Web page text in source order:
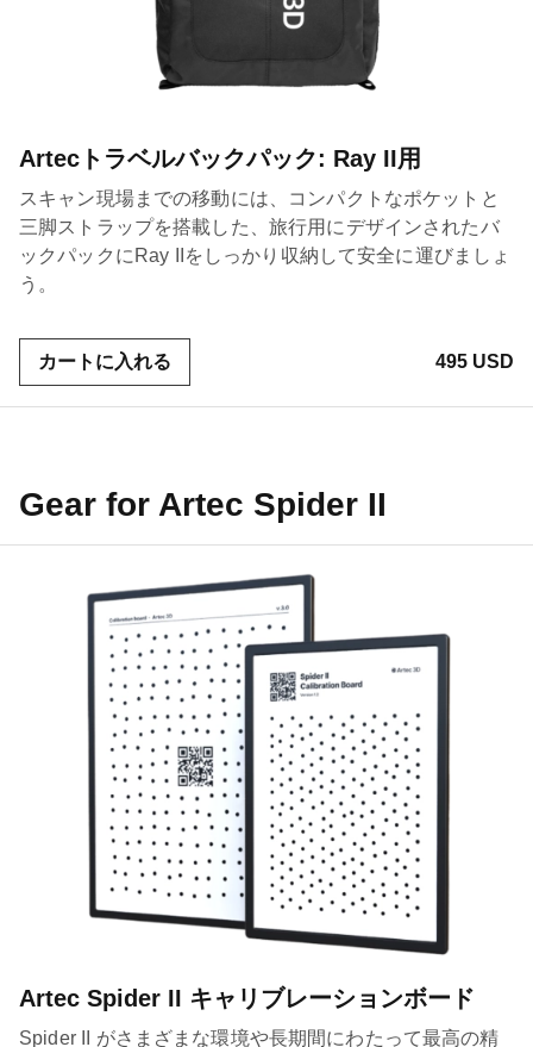
Artecトラベルバックパック: Ray II用
スキャン現場までの移動には、コンパクトなポケットと
三脚ストラップを搭載した、旅行用にデザインされたバ
ックパックにRay IIをしっかり収納して安全に運びましょ
う。
カートに入れる 495 USD
Gear for Artec Spider II
Artec Spider II キャリブレーションボード
Spider II がさまざまな環境や長期間にわたって最高の精